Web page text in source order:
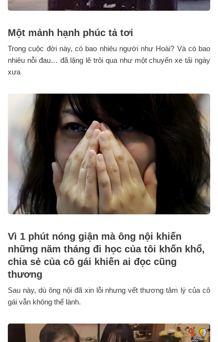
Một mảnh hạnh phúc tả tơi
Trong cuộc đời này, có bao nhiêu người như Hoài? Và có bao
nhiêu nỗi đau… đã lặng lẽ trôi qua như một chuyến xe tải ngày
xưa
Vì 1 phút nóng giận mà ông nội khiến
những năm tháng đi học của tôi khốn khổ,
chia sẻ của cô gái khiến ai đọc cũng
thương
Sau này, dù ông nội đã xin lỗi nhưng vết thương tâm lý của cô
gái vẫn không thể lành.